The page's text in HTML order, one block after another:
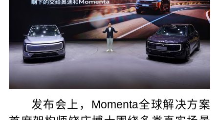
发布会上，Momenta全球解决方案